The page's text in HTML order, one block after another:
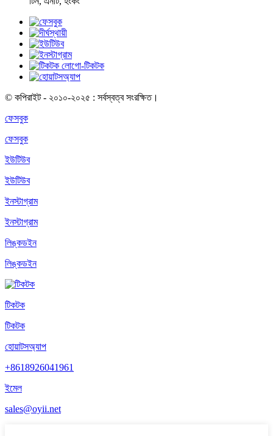
© কপিরাইট - ২০১০-২০২৫ : সর্বস্বত্ব সংরক্ষিত।
ফেসবুক
ফেসবুক
ইউটিউব
ইউটিউব
ইনস্টাগ্রাম
ইনস্টাগ্রাম
লিঙ্কডইন
লিঙ্কডইন
টিকটক
টিকটক
হোয়াটসঅ্যাপ
+8618926041961
ইমেল
sales@oyii.net